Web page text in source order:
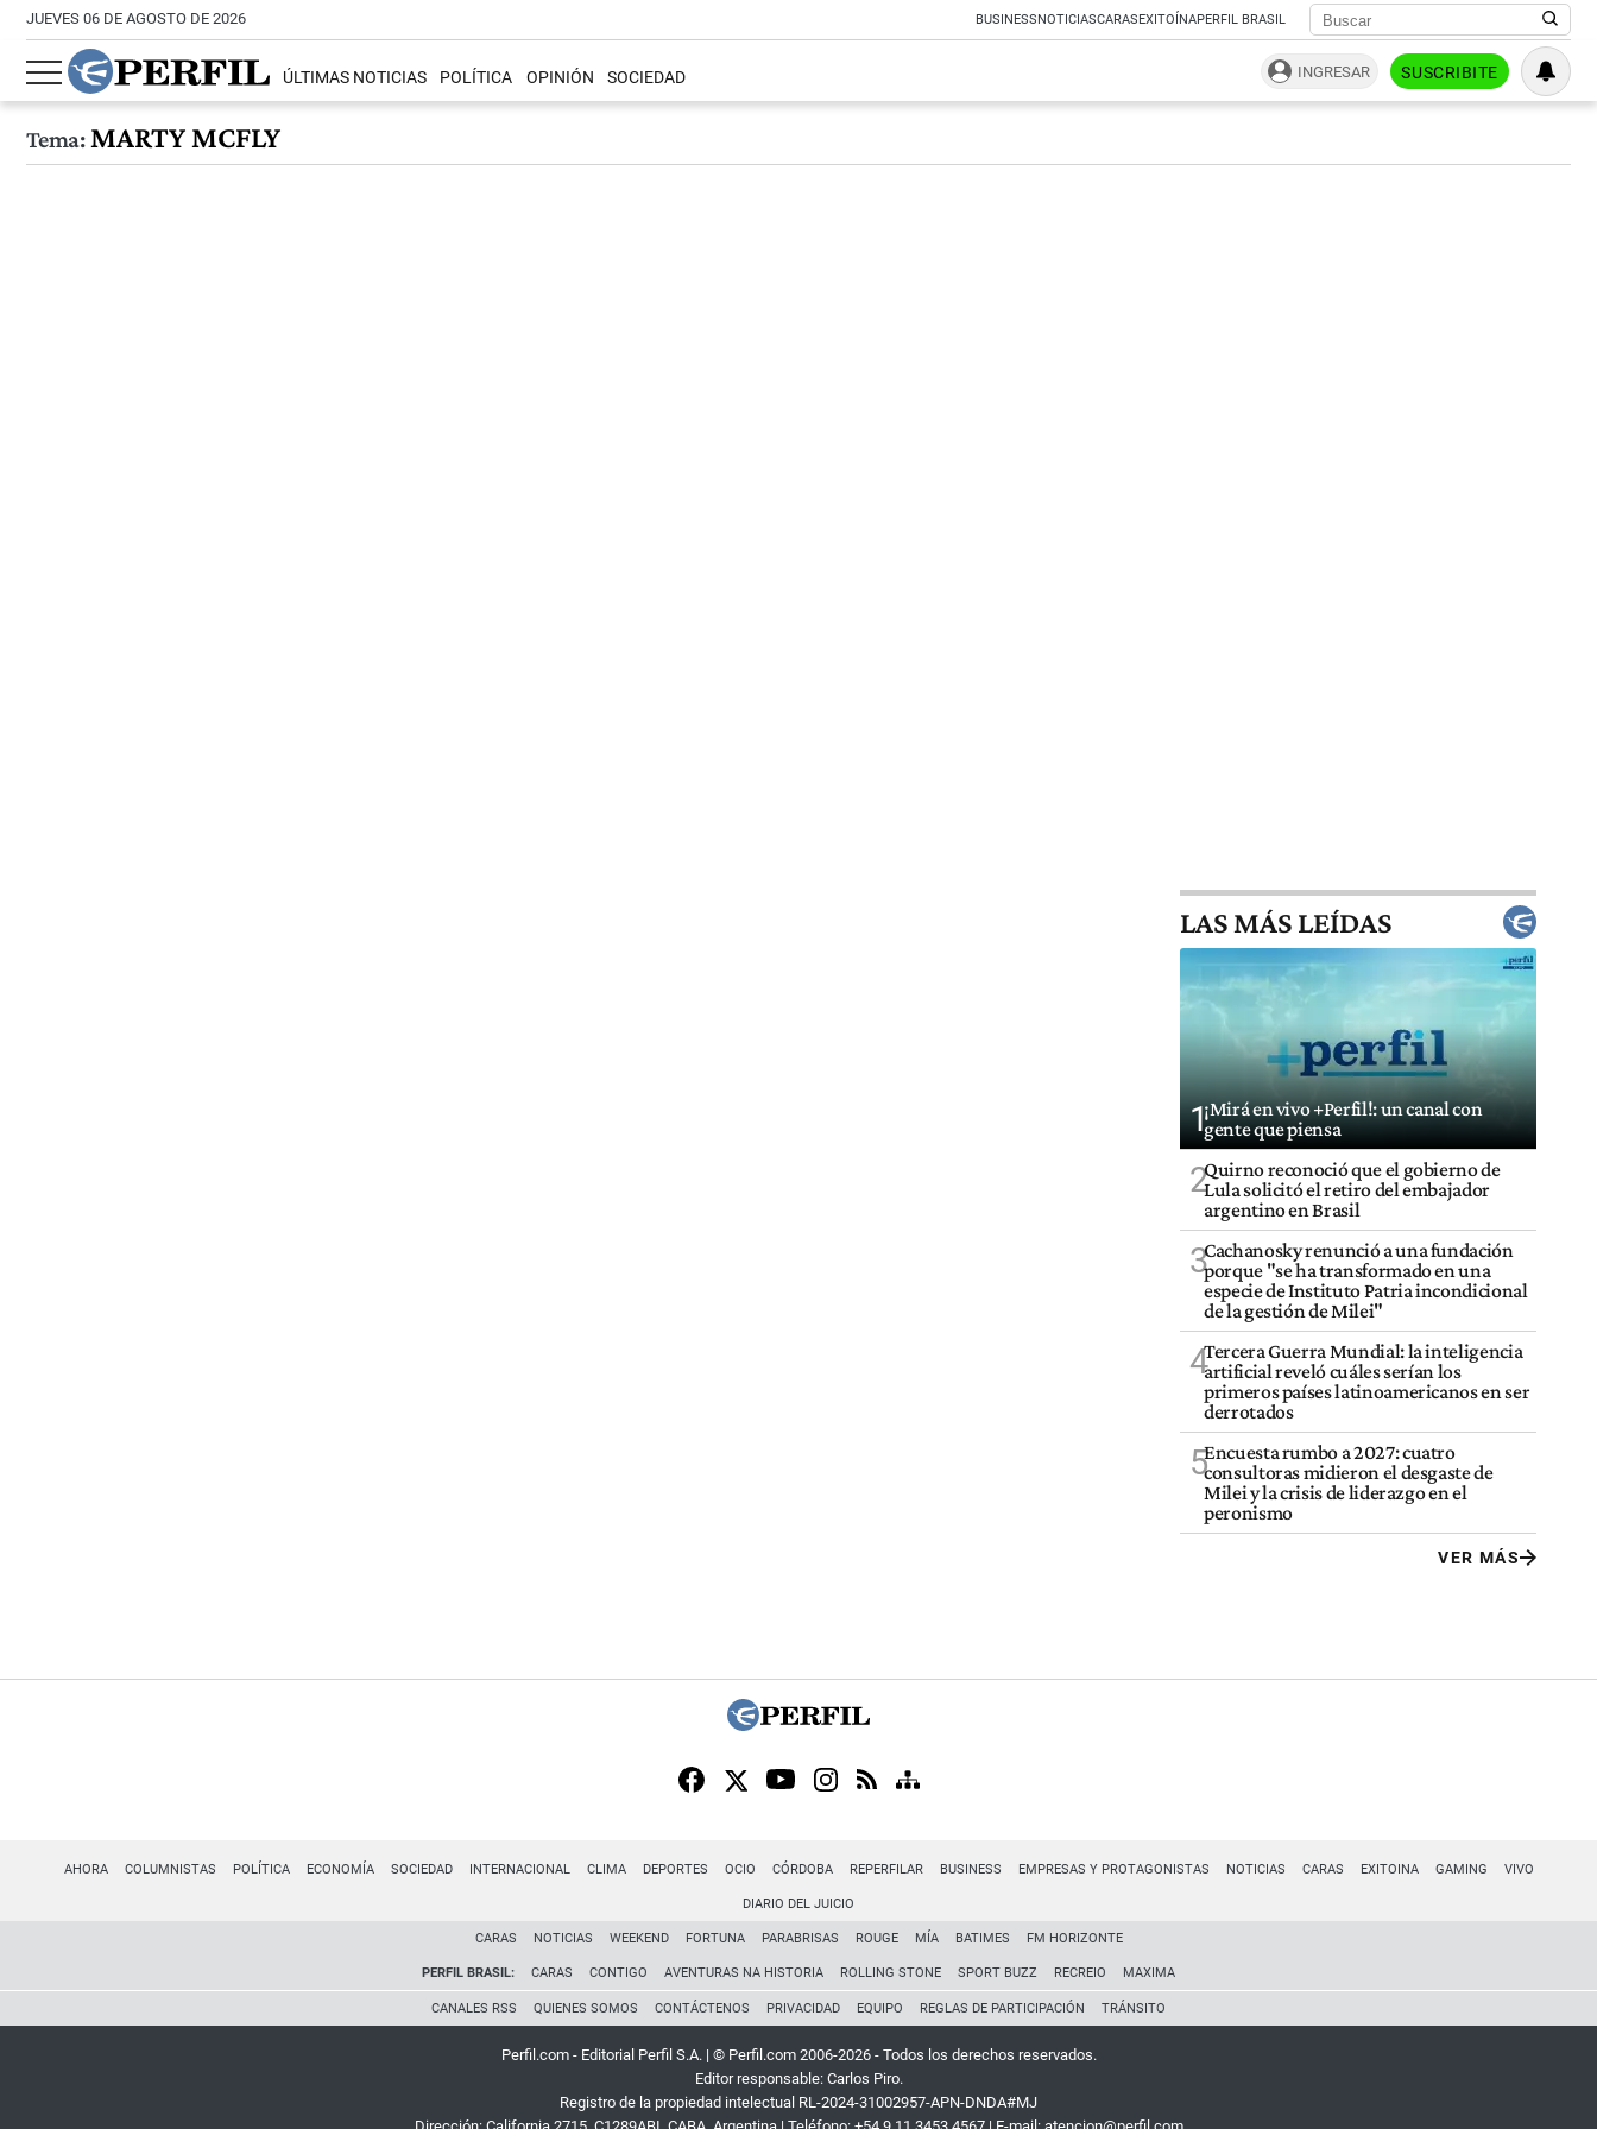
JUEVES 06 DE AGOSTO DE 2026 BUSINESSNOTICIASCARASEXITOÍNAPERFIL BRASIL
ÚLTIMAS NOTICIAS POLÍTICA OPINIÓN SOCIEDAD INGRESAR SUSCRIBITE
Tema:MARTY MCFLY
LAS MÁS LEÍDAS
1¡Mirá en vivo +Perfil!: un canal con
gente que piensa
2Quirno reconoció que el gobierno de
Lula solicitó el retiro del embajador
argentino en Brasil
3Cachanosky renunció a una fundación
porque "se ha transformado en una
especie de Instituto Patria incondicional
de la gestión de Milei"
4Tercera Guerra Mundial: la inteligencia
artificial reveló cuáles serían los
primeros países latinoamericanos en ser
derrotados
5Encuesta rumbo a 2027: cuatro
consultoras midieron el desgaste de
Milei y la crisis de liderazgo en el
peronismo
VER MÁS
AHORA COLUMNISTAS POLÍTICA ECONOMÍA SOCIEDAD INTERNACIONAL CLIMA DEPORTES OCIO CÓRDOBA REPERFILAR BUSINESS EMPRESAS Y PROTAGONISTAS NOTICIAS CARAS EXITOINA GAMING VIVO
DIARIO DEL JUICIO
CARAS NOTICIAS WEEKEND FORTUNA PARABRISAS ROUGE MÍA BATIMES FM HORIZONTE
PERFIL BRASIL: CARAS CONTIGO AVENTURAS NA HISTORIA ROLLING STONE SPORT BUZZ RECREIO MAXIMA
CANALES RSS QUIENES SOMOS CONTÁCTENOS PRIVACIDAD EQUIPO REGLAS DE PARTICIPACIÓN TRÁNSITO
Perfil.com - Editorial Perfil S.A. | © Perfil.com 2006-2026 - Todos los derechos reservados.
Editor responsable: Carlos Piro.
Registro de la propiedad intelectual RL-2024-31002957-APN-DNDA#MJ